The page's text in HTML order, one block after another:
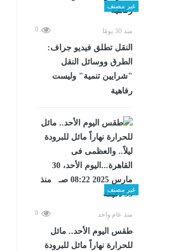
غير مصنف
منذ 30 يومًا 0
​النقل تطلق فيديو جراف:
الطرق ووسائل النقل
"شرايين تنمية" وليست
رفاهية
غير مصنف
منذ عام واحد 0
طقس اليوم الأحد.. مائل
للحرارة نهاراً مائل للبرودة